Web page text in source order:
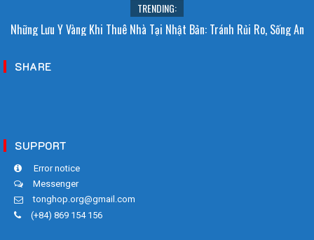
TRENDING:
Khám Phá Các Loại Nhà Ở Phổ Biến Tại Nhật Bản: Lựa Chọn Phù Hợp Cho
SHARE
SUPPORT
Error notice
Messenger
tonghop.org@gmail.com
(+84) 869 154 156